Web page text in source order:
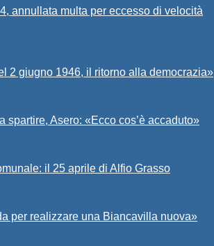
annullata multa per eccesso di velocità
2 giugno 1946, il ritorno alla democrazia»
spartire, Asero: «Ecco cos’è accaduto»
il 25 aprile di Alfio Grasso
per realizzare una Biancavilla nuova»